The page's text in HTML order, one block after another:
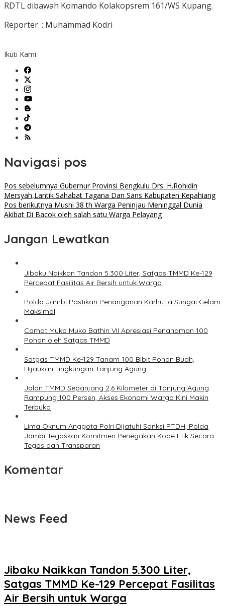
RDTL dibawah Komando Kolakopsrem 161/WS Kupang.
Reporter. : Muhammad Kodri
Ikuti Kami
Navigasi pos
Pos sebelumnya Gubernur Provinsi Bengkulu Drs. H.Rohidin
Mersyah,Lantik Sahabat Tagana Dan Sans Kabupaten Kepahiang
Pos berikutnya Musni 38 th Warga Peninjau Meninggal Dunia
Akibat Di Bacok oleh salah satu Warga Pelayang
Jangan Lewatkan
Jibaku Naikkan Tandon 5.300 Liter, Satgas TMMD Ke-129
Percepat Fasilitas Air Bersih untuk Warga
Polda Jambi Pastikan Penanganan Karhutla Sungai Gelam
Maksimal
Camat Muko Muko Bathin VII Apresiasi Penanaman 100
Pohon oleh Satgas TMMD
Satgas TMMD Ke-129 Tanam 100 Bibit Pohon Buah,
Hijaukan Lingkungan Tanjung Agung
Jalan TMMD Sepanjang 2,6 Kilometer di Tanjung Agung
Rampung 100 Persen, Akses Ekonomi Warga Kini Makin
Terbuka
Lima Oknum Anggota Polri Dijatuhi Sanksi PTDH, Polda
Jambi Tegaskan Komitmen Penegakan Kode Etik Secara
Tegas dan Transparan
Komentar
News Feed
Jibaku Naikkan Tandon 5.300 Liter,
Satgas TMMD Ke-129 Percepat Fasilitas
Air Bersih untuk Warga